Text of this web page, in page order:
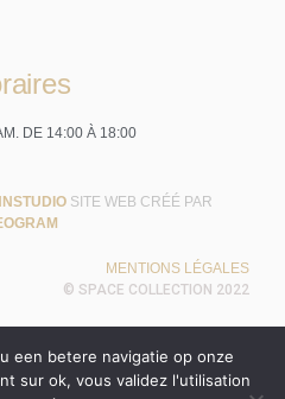
DE 14:00 À 18:00
SITE WEB CRÉÉ PAR
MENTIONS LÉGALES
© SPACE COLLECTION 2022
een betere navigatie op onze
sur ok, vous validez l'utilisation